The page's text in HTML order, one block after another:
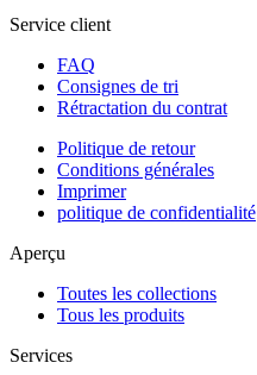
Service client
FAQ
Consignes de tri
Rétractation du contrat
Politique de retour
Conditions générales
Imprimer
politique de confidentialité
Aperçu
Toutes les collections
Tous les produits
Services